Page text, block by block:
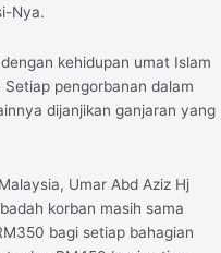
Nya.
kehidupan umat Islam
pengorbanan dalam
dijanjikan ganjaran yang
Umar Abd Aziz Hj
korban masih sama
bagi setiap bahagian